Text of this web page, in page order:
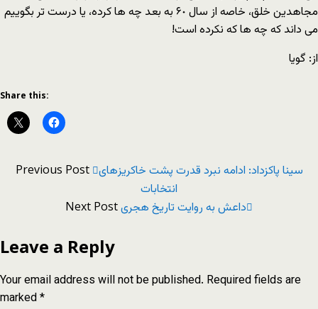
مجاهدین خلق، خاصه از سال ۶٠ به بعد چه ها کرده، یا درست تر بگوییم
مى داند که چه ها که نکرده است!
از: گویا
Share this:
Previous Post سینا پاکزداد: ادامه نبرد قدرت پشت خاکریز‌های
انتخابات
Next Postداعش به روایت تاریخ هجری
Leave a Reply
Your email address will not be published. Required fields are
marked*